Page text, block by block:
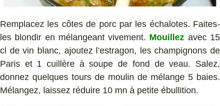
Remplacez les côtes de porc par les échalotes. Faites-
les blondir en mélangeant vivement. Mouillez avec 15
cl de vin blanc, ajoutez l’estragon, les champignons de
Paris et 1 cuillère à soupe de fond de veau. Salez,
donnez quelques tours de moulin de mélange 5 baies.
Mélangez, laissez réduire 10 mn à petite ébullition.